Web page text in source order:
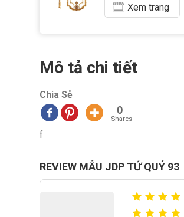
Xem trang
Mô tả chi tiết
Chia Sẻ
0
Shares
f
REVIEW MẪU JDP TỨ QUÝ 93